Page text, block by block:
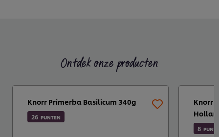
Ontdek onze producten
Knorr Primerba Basilicum 340g
26 PUNTEN
Knorr
8